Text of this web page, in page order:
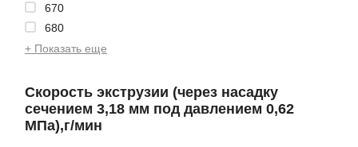
670
680
+ Показать еще
Скорость экструзии (через насадку
сечением 3,18 мм под давлением 0,62
МПа),г/мин